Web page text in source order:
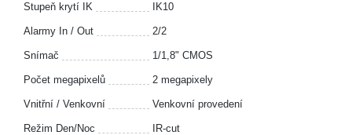
Stupeň krytí IK IK10
Alarmy In / Out 2/2
Snímač 1/1,8" CMOS
Počet megapixelů 2 megapixely
Vnitřní / Venkovní Venkovní provedení
Režim Den/Noc IR-cut